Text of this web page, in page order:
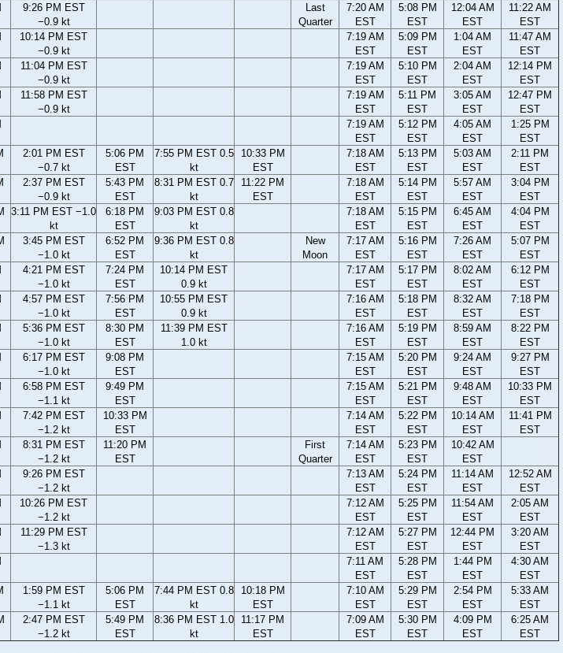
9:26 PM EST
−0.9 kt
Last
Quarter
7:20 AM
EST
5:08 PM
EST
12:04 AM
EST
11:22 AM
EST
10:14 PM EST
−0.9 kt
7:19 AM
EST
5:09 PM
EST
1:04 AM
EST
11:47 AM
EST
11:04 PM EST
−0.9 kt
7:19 AM
EST
5:10 PM
EST
2:04 AM
EST
12:14 PM
EST
11:58 PM EST
−0.9 kt
7:19 AM
EST
5:11 PM
EST
3:05 AM
EST
12:47 PM
EST
7:19 AM
EST
5:12 PM
EST
4:05 AM
EST
1:25 PM
EST
2:01 PM EST
−0.7 kt
5:06 PM
EST
7:55 PM EST 0.5
kt
10:33 PM
EST
7:18 AM
EST
5:13 PM
EST
5:03 AM
EST
2:11 PM
EST
2:37 PM EST
−0.9 kt
5:43 PM
EST
8:31 PM EST 0.7
kt
11:22 PM
EST
7:18 AM
EST
5:14 PM
EST
5:57 AM
EST
3:04 PM
EST
3:11 PM EST −1.0
kt
6:18 PM
EST
9:03 PM EST 0.8
kt
7:18 AM
EST
5:15 PM
EST
6:45 AM
EST
4:04 PM
EST
3:45 PM EST
−1.0 kt
6:52 PM
EST
9:36 PM EST 0.8
kt
New
Moon
7:17 AM
EST
5:16 PM
EST
7:26 AM
EST
5:07 PM
EST
4:21 PM EST
−1.0 kt
7:24 PM
EST
10:14 PM EST
0.9 kt
7:17 AM
EST
5:17 PM
EST
8:02 AM
EST
6:12 PM
EST
4:57 PM EST
−1.0 kt
7:56 PM
EST
10:55 PM EST
0.9 kt
7:16 AM
EST
5:18 PM
EST
8:32 AM
EST
7:18 PM
EST
5:36 PM EST
−1.0 kt
8:30 PM
EST
11:39 PM EST
1.0 kt
7:16 AM
EST
5:19 PM
EST
8:59 AM
EST
8:22 PM
EST
6:17 PM EST
−1.0 kt
9:08 PM
EST
7:15 AM
EST
5:20 PM
EST
9:24 AM
EST
9:27 PM
EST
6:58 PM EST
−1.1 kt
9:49 PM
EST
7:15 AM
EST
5:21 PM
EST
9:48 AM
EST
10:33 PM
EST
7:42 PM EST
−1.2 kt
10:33 PM
EST
7:14 AM
EST
5:22 PM
EST
10:14 AM
EST
11:41 PM
EST
8:31 PM EST
−1.2 kt
11:20 PM
EST
First
Quarter
7:14 AM
EST
5:23 PM
EST
10:42 AM
EST
9:26 PM EST
−1.2 kt
7:13 AM
EST
5:24 PM
EST
11:14 AM
EST
12:52 AM
EST
10:26 PM EST
−1.2 kt
7:12 AM
EST
5:25 PM
EST
11:54 AM
EST
2:05 AM
EST
11:29 PM EST
−1.3 kt
7:12 AM
EST
5:27 PM
EST
12:44 PM
EST
3:20 AM
EST
7:11 AM
EST
5:28 PM
EST
1:44 PM
EST
4:30 AM
EST
1:59 PM EST
−1.1 kt
5:06 PM
EST
7:44 PM EST 0.8
kt
10:18 PM
EST
7:10 AM
EST
5:29 PM
EST
2:54 PM
EST
5:33 AM
EST
2:47 PM EST
−1.2 kt
5:49 PM
EST
8:36 PM EST 1.0
kt
11:17 PM
EST
7:09 AM
EST
5:30 PM
EST
4:09 PM
EST
6:25 AM
EST